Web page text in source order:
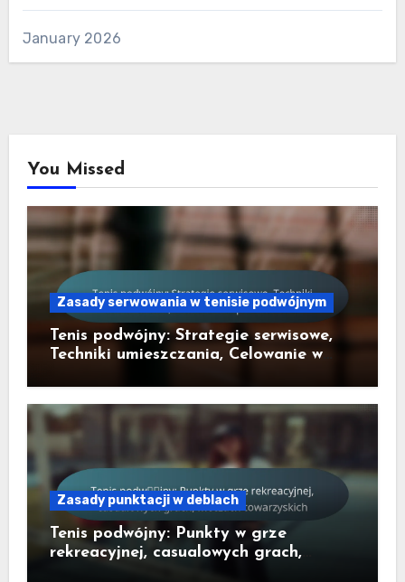
January 2026
You Missed
Zasady serwowania w tenisie podwójnym
Tenis podwójny: Strategie serwisowe,
Techniki umieszczania, Celowanie w
Zasady punktacji w deblach
Tenis podwójny: Punkty w grze
rekreacyjnej, casualowych grach,